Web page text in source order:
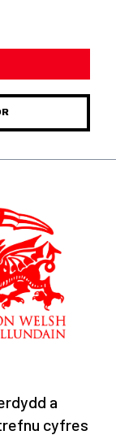
a
cyfres